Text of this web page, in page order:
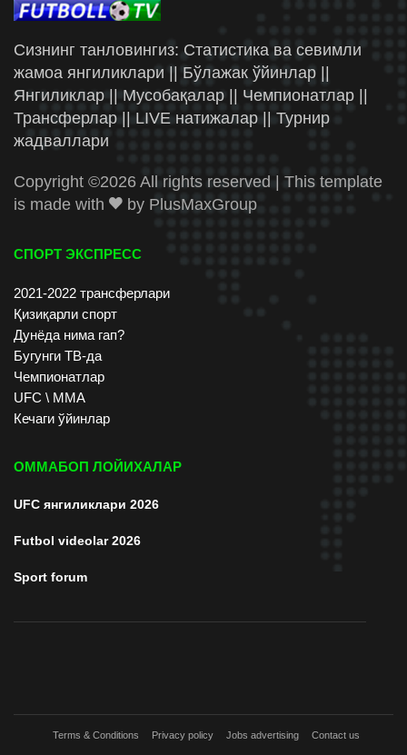
Сизнинг танловингиз: Статистика ва севимли
жамоа янгиликлари || Бўлажак ўйинлар ||
Янгиликлар || Мусобақалар || Чемпионатлар ||
Трансферлар || LIVE натижалар || Турнир
жадваллари
Copyright ©2026 All rights reserved | This template
is made with
by PlusMaxGroup
СПОРТ ЭКСПРЕСС
2021-2022 трансферлари
Қизиқарли спорт
Дунёда нима гап?
Бугунги ТВ-да
Чемпионатлар
UFC \ ММА
Кечаги ўйинлар
ОММАБОП ЛОЙИХАЛАР
UFC янгиликлари 2026
Futbol videolar 2026
Sport forum
Terms & Conditions Privacy policy Jobs advertising Contact us